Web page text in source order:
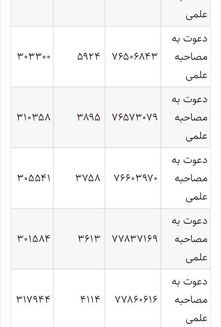
علمی
دعوت به
مصاحبه
علمی
۷۶۵۰۶۸۴۳ ۵۹۲۴ ۳۰۳۳۰۰
دعوت به
مصاحبه
علمی
۷۶۵۷۳۰۷۹ ۳۸۹۵ ۳۱۰۳۵۸
دعوت به
مصاحبه
علمی
۷۶۶۰۳۹۷۰ ۳۷۵۸ ۳۰۵۵۴۱
دعوت به
مصاحبه
علمی
۷۷۸۳۷۱۶۹ ۳۶۱۳ ۳۰۱۵۸۴
دعوت به
مصاحبه
علمی
۷۷۸۶۰۶۱۶ ۴۱۱۴ ۳۱۷۹۴۴